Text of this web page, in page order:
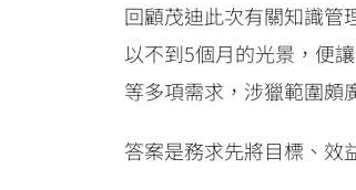
回顧茂迪此次有關知識管
以不到5個月的光景，便
等多項需求，涉獵範圍頗
答案是務求先將目標、效